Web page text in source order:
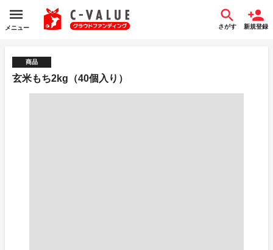
メニュー さがす 新規登録
商品
玄米もち2kg（40個入り）